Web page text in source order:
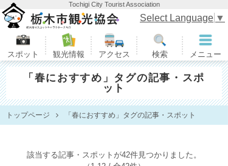
Tochigi City Tourist Association
栃木市観光協会
スポット 観光情報 アクセス 検索 メニュー
Select Language ▼
「春におすすめ」タグの記事・スポ
ット
トップページ 「春におすすめ」タグの記事・スポット
該当する記事・スポットが42件見つかりました。